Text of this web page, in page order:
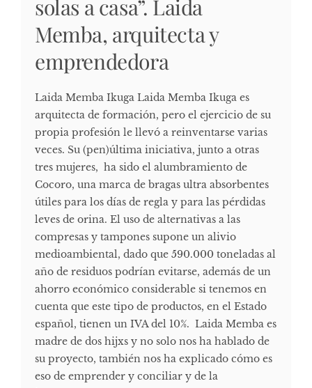
solas a casa”. Laida
Memba, arquitecta y
emprendedora
Laida Memba Ikuga Laida Memba Ikuga es
arquitecta de formación, pero el ejercicio de su
propia profesión le llevó a reinventarse varias
veces. Su (pen)última iniciativa, junto a otras
tres mujeres, ha sido el alumbramiento de
Cocoro, una marca de bragas ultra absorbentes
útiles para los días de regla y para las pérdidas
leves de orina. El uso de alternativas a las
compresas y tampones supone un alivio
medioambiental, dado que 590.000 toneladas al
año de residuos podrían evitarse, además de un
ahorro económico considerable si tenemos en
cuenta que este tipo de productos, en el Estado
español, tienen un IVA del 10%. Laida Memba es
madre de dos hijxs y no solo nos ha hablado de
su proyecto, también nos ha explicado cómo es
eso de emprender y conciliar y de la